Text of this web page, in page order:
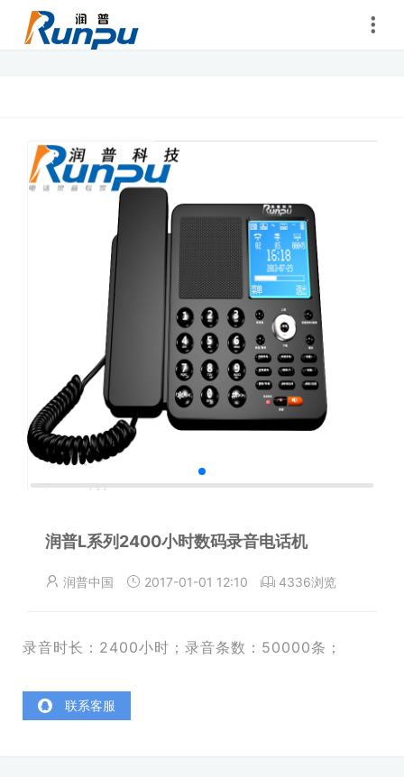
润普L系列2400小时数码录音电话机
润普中国 2017-01-01 12:10 4336浏览
录音时长：2400小时；录音条数：50000条；
联系客服